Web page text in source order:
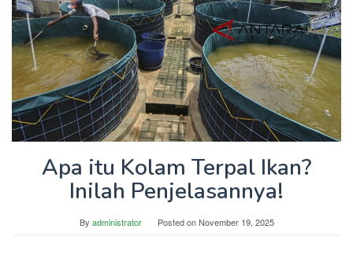
Apa itu Kolam Terpal Ikan?
Inilah Penjelasannya!
By administrator Posted onNovember 19, 2025